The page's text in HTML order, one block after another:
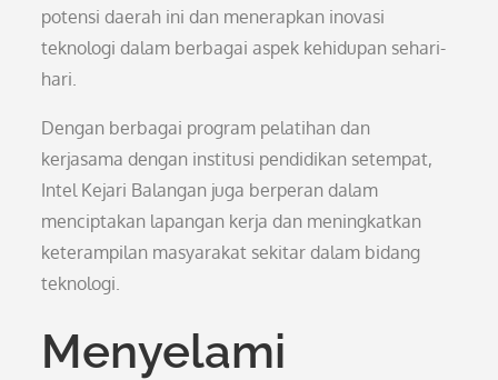
potensi daerah ini dan menerapkan inovasi
teknologi dalam berbagai aspek kehidupan sehari-
hari.
Dengan berbagai program pelatihan dan
kerjasama dengan institusi pendidikan setempat,
Intel Kejari Balangan juga berperan dalam
menciptakan lapangan kerja dan meningkatkan
keterampilan masyarakat sekitar dalam bidang
teknologi.
Menyelami